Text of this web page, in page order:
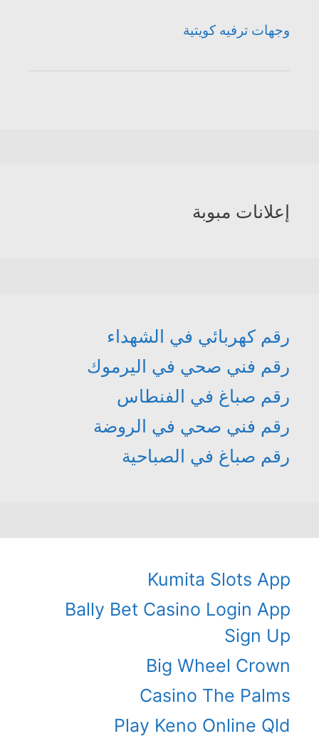
وجهات ترفيه كويتية
إعلانات مبوبة
رقم كهربائي في الشهداء
رقم فني صحي في اليرموك
رقم صباغ في الفنطاس
رقم فني صحي في الروضة
رقم صباغ في الصباحية
Kumita Slots App
Bally Bet Casino Login App
Sign Up
Big Wheel Crown
Casino The Palms
Play Keno Online Qld